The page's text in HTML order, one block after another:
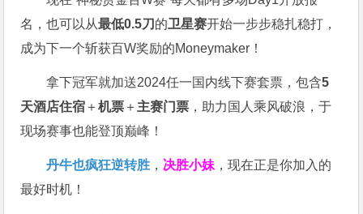
名，也可以从最低0.5刀 的卫星赛开始一步步稳扎稳打，
成为下一个斩获百W奖励的Moneymaker！
拿下冠军就加送2024任一国内线下赛套票，包含5
天酒店住宿 ＋机票 ＋ 主赛门票 ，助力国人乘风破浪，于
现场赛事也能登顶巅峰！
丹牛也疯狂逆转胜 ， 决胜小妹 ，现在正是你加入的
最好时机！